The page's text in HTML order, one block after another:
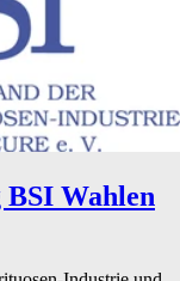
BSI Wahlen